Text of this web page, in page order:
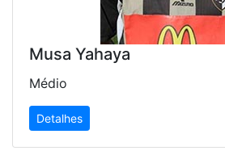
Musa Yahaya
Médio
Detalhes